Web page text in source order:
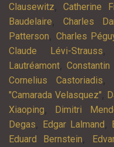
Clausewitz,Catherine
Baudelaire, Charles
Patterson, Charles
Claude Lévi-Strauss
Lautréamont, Constantin
Cornelius Castoriadis,
"Camarada Velasquez",
Xiaoping, Dimitri
Degas, Edgar Lalmand ,
Eduard Bernstein,